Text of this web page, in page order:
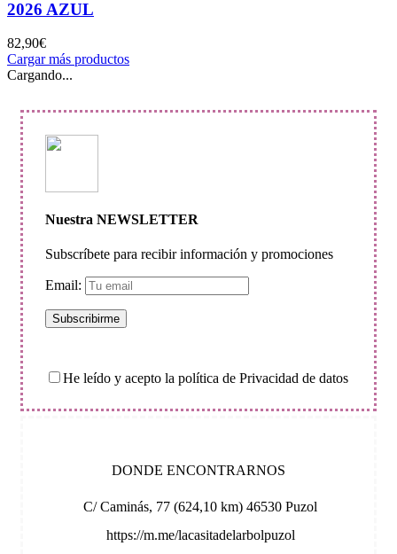
2026 AZUL
82,90€
Cargar más productos
Cargando...
Nuestra NEWSLETTER
Subscríbete para recibir información y promociones
Email:
He leído y acepto la política de Privacidad de datos
DONDE ENCONTRARNOS
C/ Caminás, 77 (624,10 km) 46530 Puzol
https://m.me/lacasitadelarbolpuzol